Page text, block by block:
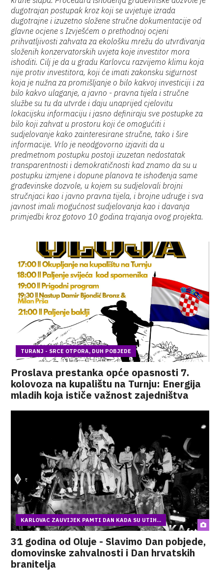
dugotrajan postupak kroz koji se uvjetuje izrada
dugotrajne i izuzetno složene stručne dokumentacije od
glavne ocjene s Izvješćem o prethodnoj ocjeni
prihvatljivosti zahvata za ekološku mrežu do utvrđivanja
složenih konzervatorskih uvjeta koje investitor mora
ishoditi. Cilj je da u gradu Karlovcu razvijemo klimu koja
nije protiv investitora, koji će imati zakonsku sigurnost
koja je nužna za promišljanje o bilo kakvoj investiciji i za
bilo kakvo ulaganje, a javno - pravna tijela i stručne
službe su tu da utvrde i daju unaprijed cjelovitu
lokacijsku informaciju i jasno definiraju sve postupke za
bilo koji zahvat u prostoru koji će omogućiti i
sudjelovanje kako zainteresirane stručne, tako i šire
informacije. Vrlo je neodgovorno izjaviti da u
predmetnom postupku postoji izuzetan nedostatak
transparentnosti i demokratičnosti kad znamo da su u
postupku izmjene i dopune planova te ishođenja same
građevinske dozvole, u kojem su sudjelovali brojni
stručnjaci kao i javno pravna tijela, i brojne udruge i sva
javnost imali mogućnost sudjelovanja kao i davanja
primjedbi kroz gotovo 10 godina trajanja ovog projekta.
TURANJ - SRCE OTPORA, DUH POBJEDE
Proslava prestanka opće opasnosti 7.
kolovoza na kupalištu na Turnju: Energija
mladih koja ističe važnost zajedništva
KARLOVAC ZAUVIJEK PAMTI DAN KADA SU UTIH...
31 godina od Oluje - Slavimo Dan pobjede,
domovinske zahvalnosti i Dan hrvatskih
branitelja